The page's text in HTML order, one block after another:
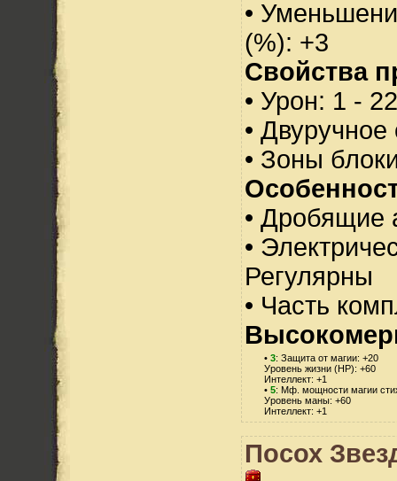
•
(%): +3
Свойства
• Урон: 1 - 22
•
• Зоны
• Дробящие
•
Регулярны
• Часть
• 3: Защита от магии: +20
Уровень жизни (HP): +60
Интеллект: +1
• 5: Мф. мощности магии
Уровень маны: +60
Интеллект: +1
Посох